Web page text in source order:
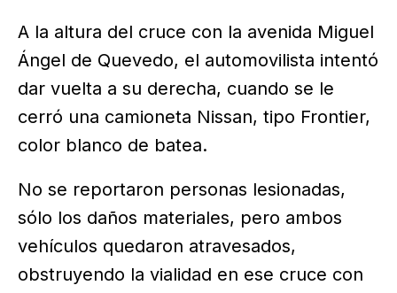
A la altura del cruce con la avenida Miguel
Ángel de Quevedo, el automovilista intentó
dar vuelta a su derecha, cuando se le
cerró una camioneta Nissan, tipo Frontier,
color blanco de batea.
No se reportaron personas lesionadas,
sólo los daños materiales, pero ambos
vehículos quedaron atravesados,
obstruyendo la vialidad en ese cruce con